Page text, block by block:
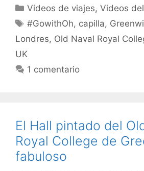
Categorías
Videos de viajes,Videos
Etiquetas
#GowithOh, capilla,
Londres, Old Naval Royal
UK
1 comentario
El Hall pintado del
Royal College de
fabuloso